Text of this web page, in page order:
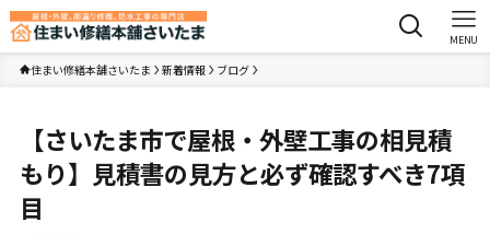
MENU
住まい修繕本舗さいたま 新着情報 ブログ
【さいたま市で屋根・外壁工事の相見積
もり】見積書の見方と必ず確認すべき7項
目